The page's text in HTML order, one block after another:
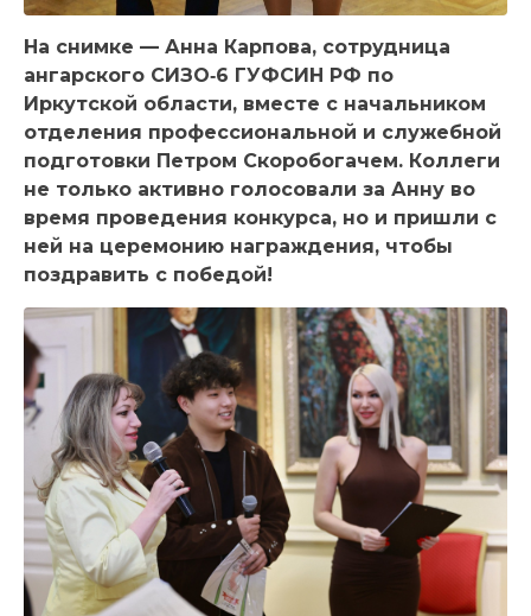
На снимке — Анна Карпова, сотрудница
ангарского СИЗО‑6 ГУФСИН РФ по
Иркутской области, вместе с начальником
отделения профессиональной и служебной
подготовки Петром Скоробогачем. Коллеги
не только активно голосовали за Анну во
время проведения конкурса, но и пришли с
ней на церемонию награждения, чтобы
поздравить с победой!